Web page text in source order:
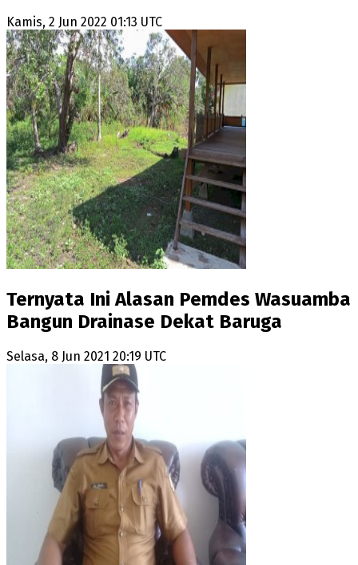
Kamis, 2 Jun 2022 01:13 UTC
Ternyata Ini Alasan Pemdes Wasuamba
Bangun Drainase Dekat Baruga
Selasa, 8 Jun 2021 20:19 UTC